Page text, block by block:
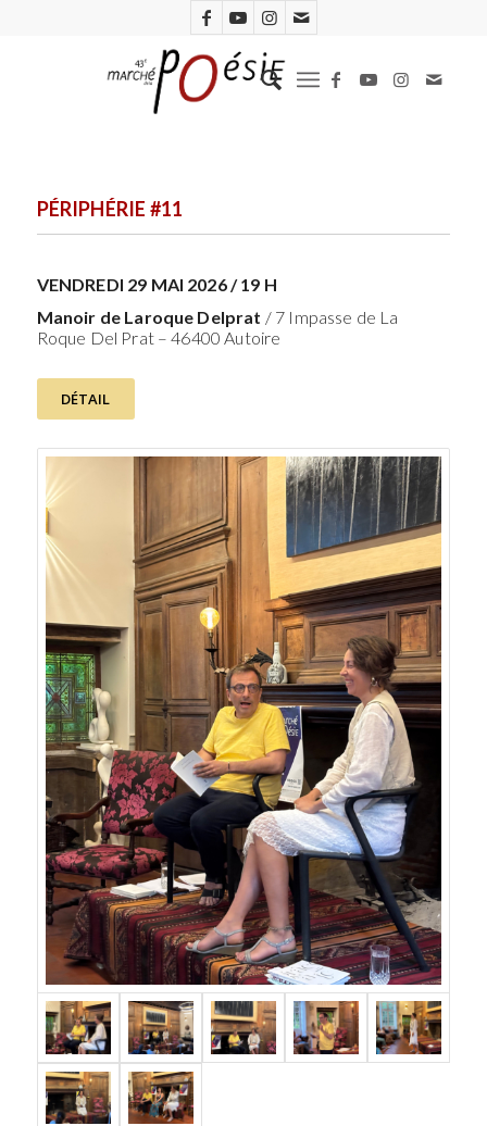
PÉRIPHÉRIE #11
VENDREDI 29 MAI 2026 / 19 H
Manoir de Laroque Delprat / 7 Impasse de La
Roque Del Prat – 46400 Autoire
DÉTAIL